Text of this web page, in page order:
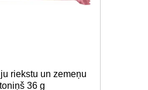
riekstu un zemeņu
36 g